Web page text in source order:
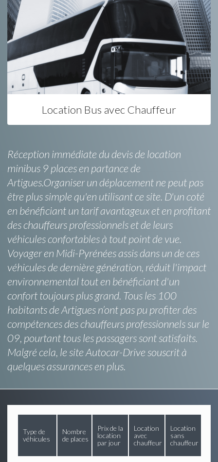
Location Bus avec Chauffeur
Réception immédiate du devis de location
minibus 9 places en partance de
Artigues.Organiser un déplacement ne peut pas
être plus simple qu'en utilisant ce site. D'un coté
en bénéficiant un tarif avantageux et en profitant
des chauffeurs professionnels et de leurs
véhicules confortables à tout point de vue.
Voyager en Midi-Pyrénées assis dans un de ces
véhicules de dernière génération, réduit l'impact
environnemental tout en bénéficiant d'un
confort toujours plus grand. Tous les 100
habitants de Artigues n’ont pas pu profiter des
compétences des chauffeurs professionnels sur le
09, pourtant tous les passagers sont satisfaits.
Malgré cela, le site Autocar-Drive souscrit à
quelques assurances en plus.
Type de
véhicules
Nombre
de places
Prix de la
location
par jour
Location
avec
chauffeur
Location
sans
chauffeur